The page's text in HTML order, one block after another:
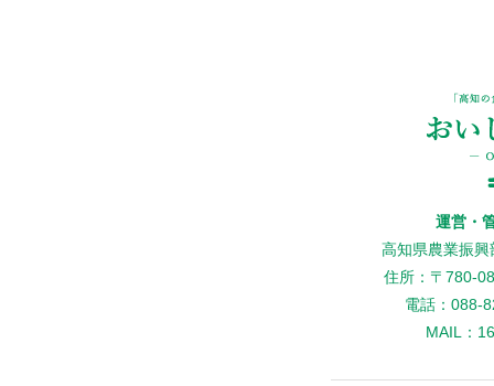
運営・
高知県農業振
住所：〒780-
電話：088-
MAIL：